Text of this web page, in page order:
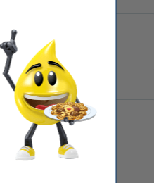
055132
CN459-67006